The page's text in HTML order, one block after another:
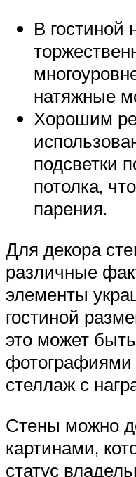
В гостиной
натяжные
Хорошим
подсветки
потолка,
парения.
Для декора
различные
элементы
гостиной
это может
фотографиями
стеллаж с
Стены можно
картинами,
статус